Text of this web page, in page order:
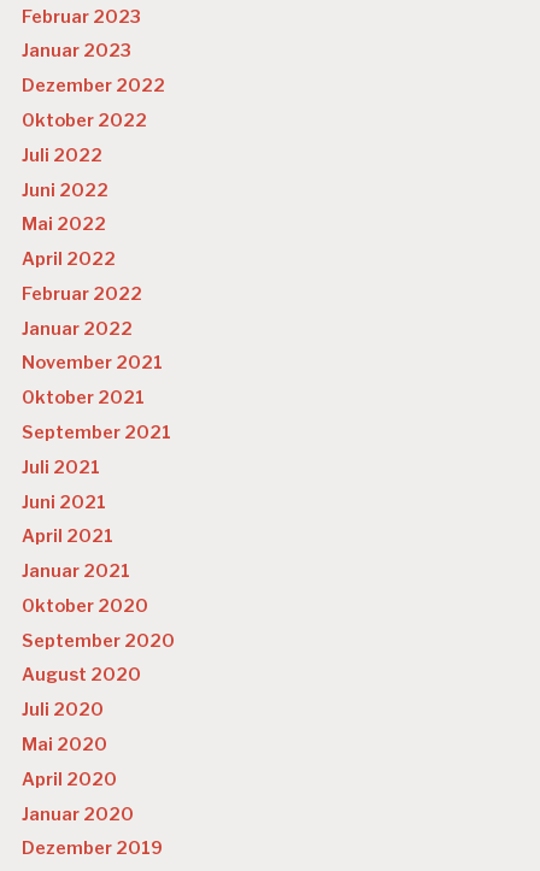
Februar 2023
Januar 2023
Dezember 2022
Oktober 2022
Juli 2022
Juni 2022
Mai 2022
April 2022
Februar 2022
Januar 2022
November 2021
Oktober 2021
September 2021
Juli 2021
Juni 2021
April 2021
Januar 2021
Oktober 2020
September 2020
August 2020
Juli 2020
Mai 2020
April 2020
Januar 2020
Dezember 2019